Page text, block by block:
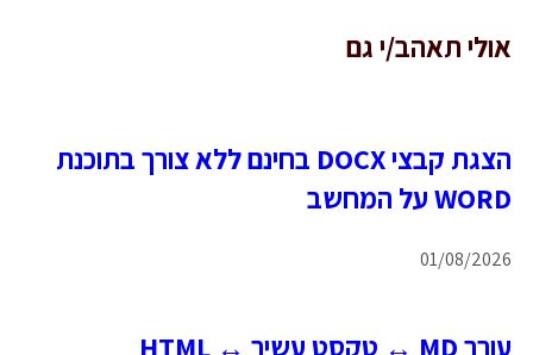
אולי תאהב/י גם
הצגת קבצי DOCX בחינם ללא צורך בתוכנת
WORD על המחשב
01/08/2026
עורך MD ↔ טקסט עשיר ↔ HTML